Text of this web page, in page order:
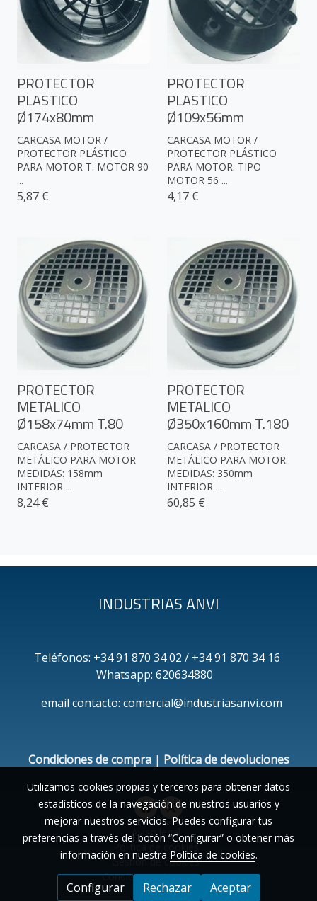
PROTECTOR
PLASTICO
Ø174x80mm
CARCASA MOTOR /
PROTECTOR PLÁSTICO
PARA MOTOR T. MOTOR 90
...
5,87 €
PROTECTOR
PLASTICO
Ø109x56mm
CARCASA MOTOR /
PROTECTOR PLÁSTICO
PARA MOTOR. TIPO
MOTOR 56 ...
4,17 €
PROTECTOR
METALICO
Ø158x74mm T.80
CARCASA / PROTECTOR
METÁLICO PARA MOTOR
MEDIDAS: 158mm
INTERIOR ...
8,24 €
PROTECTOR
METALICO
Ø350x160mm T.180
CARCASA / PROTECTOR
METÁLICO PARA MOTOR.
MEDIDAS: 350mm
INTERIOR ...
60,85 €
INDUSTRIAS ANVI
Teléfonos: +34 91 870 34 02 / +34 91 870 34 16
Whatsapp: 620634880
email contacto: comercial@industriasanvi.com
Condiciones de compra| Política de devoluciones
Aviso legal
Política de cookies
Gestión de cookies
Condiciones de compra
Utilizamos cookies propias y terceros para obtener datos
estadísticos de la navegación de nuestros usuarios y
mejorar nuestros servicios. Puedes configurar tus
preferencias a través del botón “Configurar” o obtener más
información en nuestra Política de cookies.
Configurar Rechazar Aceptar